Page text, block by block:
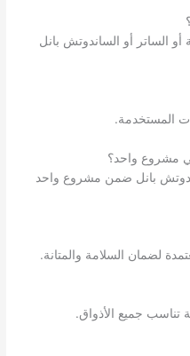
الساتر أو الساندوتش بانل
المستخدمة.
مشروع واحد؟
بانل ضمن مشروع واحد
لضمان السلامة والمتانة.
جميع الأذواق.